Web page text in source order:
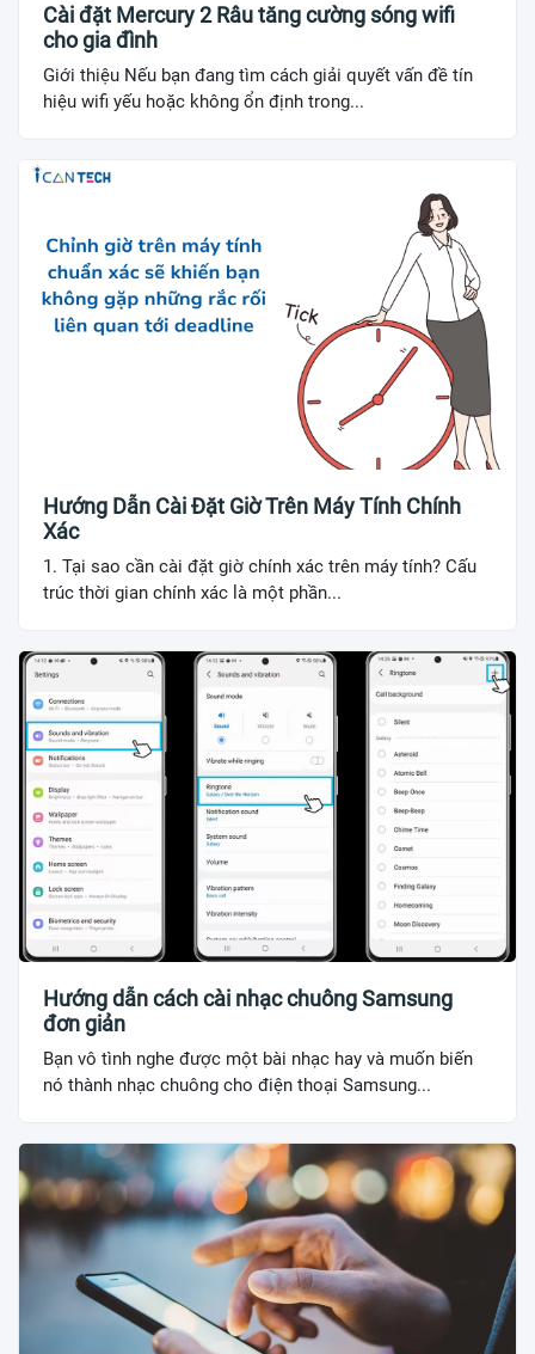
Cài đặt Mercury 2 Râu tăng cường sóng wifi
cho gia đình
Giới thiệu Nếu bạn đang tìm cách giải quyết vấn đề tín
hiệu wifi yếu hoặc không ổn định trong...
Hướng Dẫn Cài Đặt Giờ Trên Máy Tính Chính
Xác
1. Tại sao cần cài đặt giờ chính xác trên máy tính? Cấu
trúc thời gian chính xác là một phần...
Hướng dẫn cách cài nhạc chuông Samsung
đơn giản
Bạn vô tình nghe được một bài nhạc hay và muốn biến
nó thành nhạc chuông cho điện thoại Samsung...